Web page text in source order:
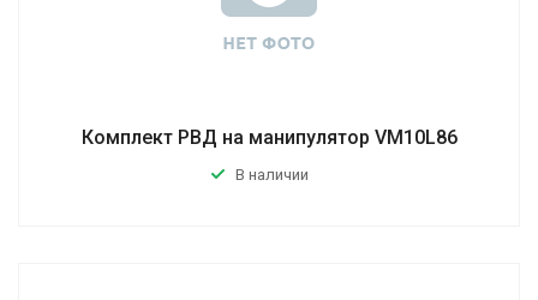
Комплект РВД на манипулятор VM10L86
В наличии